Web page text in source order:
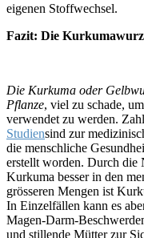
eigenen Stoffwechsel.
Fazit: Die
Die Kurkuma oder
Pflanze, viel zu schade,
verwendet zu werden.
Studiensind zur
die menschliche
erstellt worden. Durch die
Kurkuma besser in den
grösseren Mengen ist
In Einzelfällen kann es
Magen-Darm-
und stillende Mütter zur